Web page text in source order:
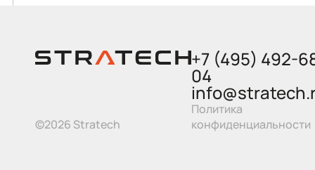
©2026 Stratech
+7 (495) 492-
04
Политика
конфиденциальности